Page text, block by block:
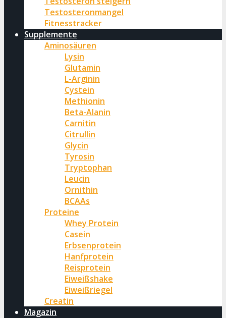
Testosteronmangel
Fitnesstracker
Supplemente
Aminosäuren
Lysin
Glutamin
L-Arginin
Cystein
Methionin
Beta-Alanin
Carnitin
Citrullin
Glycin
Tyrosin
Tryptophan
Leucin
Ornithin
BCAAs
Proteine
Whey Protein
Casein
Erbsenprotein
Hanfprotein
Reisprotein
Eiweißshake
Eiweißriegel
Creatin
Magazin